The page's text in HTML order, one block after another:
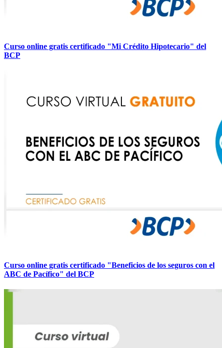
Curso online gratis certificado "Mi Crédito Hipotecario" del
BCP
Curso online gratis certificado "Beneficios de los seguros con el
ABC de Pacífico" del BCP